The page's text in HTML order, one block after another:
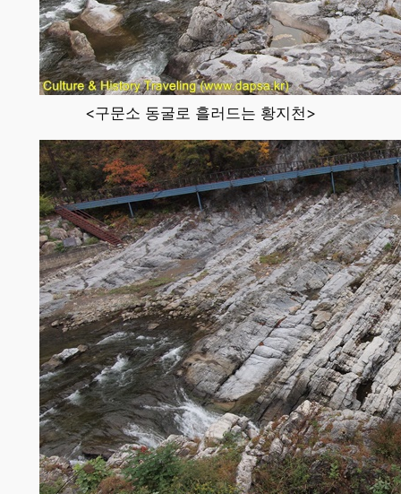
<구문소 동굴로 흘러드는 황지천>